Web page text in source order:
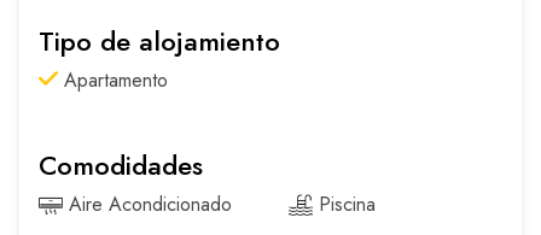
Tipo de alojamiento
Apartamento
Comodidades
Aire Acondicionado
Piscina